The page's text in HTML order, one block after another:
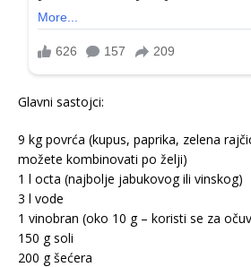
Glavni sastojci:
9 kg povrća (kupus, paprika, zelena
možete kombinovati po želji)
1 l octa (najbolje jabukovog ili vinskog)
3 l vode
1 vinobran (oko 10 g – koristi se za
150 g soli
200 g šećera